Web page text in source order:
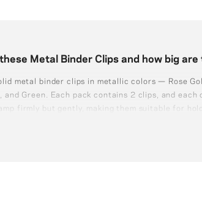
Metal Binder Clips and how big are
metal binder clips in metallic colors — Rose
and Green. Each pack contains 2 clips, and
firmly but gently, making them suitable for